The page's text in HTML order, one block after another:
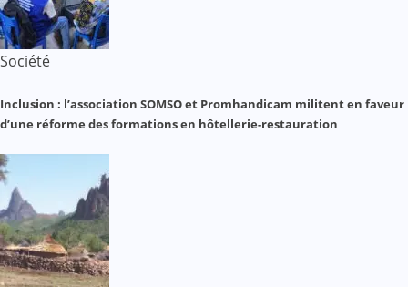
Société
Inclusion : l’association SOMSO et Promhandicam militent en faveur
d’une réforme des formations en hôtellerie-restauration